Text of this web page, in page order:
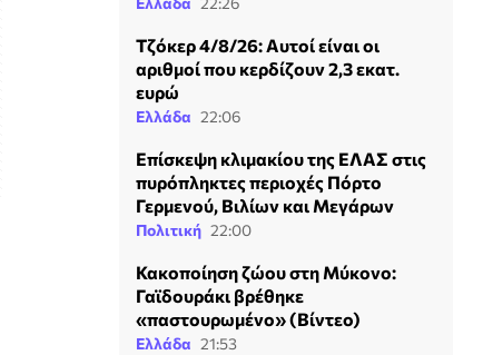
Τζόκερ 4/8/26: Αυτοί είναι οι
αριθμοί που κερδίζουν 2,3 εκατ.
ευρώ
Ελλάδα 22:06
Επίσκεψη κλιμακίου της ΕΛΑΣ στις
πυρόπληκτες περιοχές Πόρτο
Γερμενού, Βιλίων και Μεγάρων
Πολιτική 22:00
Κακοποίηση ζώου στη Μύκονο:
Γαϊδουράκι βρέθηκε
«παστουρωμένο» (Βίντεο)
Ελλάδα 21:53